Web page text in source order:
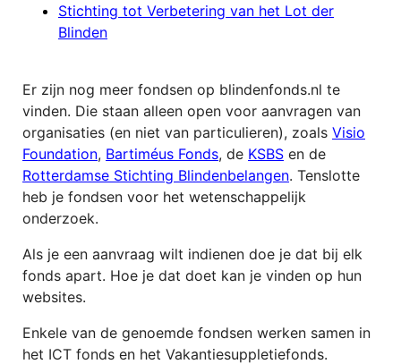
Stichting tot Verbetering van het Lot der
Blinden
Er zijn nog meer fondsen op blindenfonds.nl te
vinden. Die staan alleen open voor aanvragen van
organisaties (en niet van particulieren), zoals Visio
Foundation, Bartiméus Fonds, de KSBS en de
Rotterdamse Stichting Blindenbelangen. Tenslotte
heb je fondsen voor het wetenschappelijk
onderzoek.
Als je een aanvraag wilt indienen doe je dat bij elk
fonds apart. Hoe je dat doet kan je vinden op hun
websites.
Enkele van de genoemde fondsen werken samen in
het ICT fonds en het Vakantiesuppletiefonds.